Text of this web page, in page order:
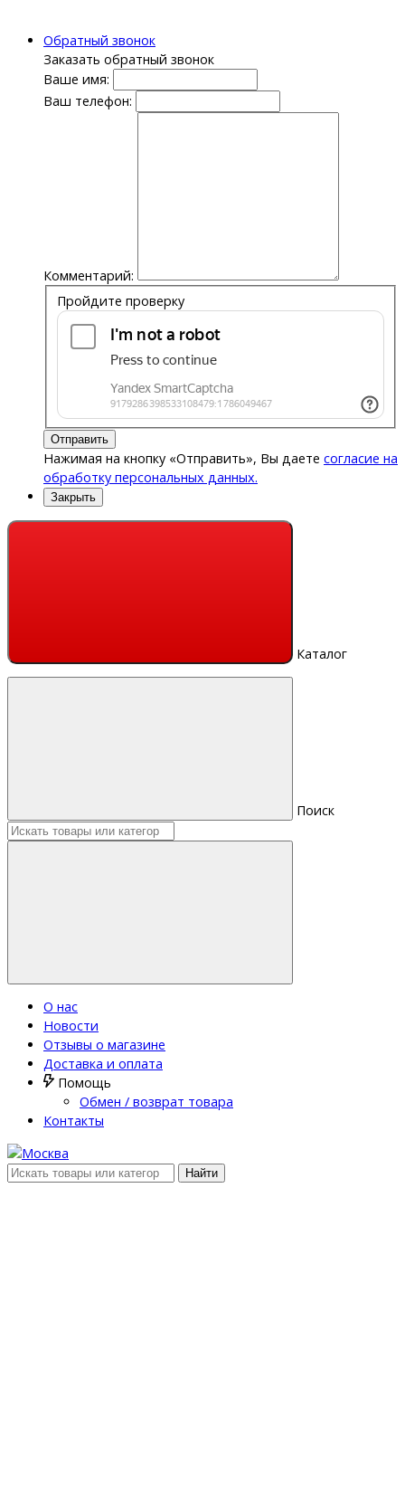
Обратный звонок
Заказать обратный звонок
Ваше имя:
Ваш телефон:
Комментарий:
Пройдите проверку
Отправить
Нажимая на кнопку «Отправить», Вы даете согласие на
обработку персональных данных.
Закрыть
Каталог
Поиск
О нас
Новости
Отзывы о магазине
Доставка и оплата
Помощь
Обмен / возврат товара
Контакты
Найти